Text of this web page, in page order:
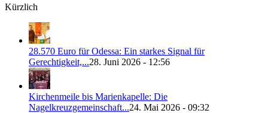
Kürzlich
28.570 Euro für Odessa: Ein starkes Signal für
Gerechtigkeit,...28. Juni 2026 - 12:56
Kirchenmeile bis Marienkapelle: Die
Nagelkreuzgemeinschaft...24. Mai 2026 - 09:32